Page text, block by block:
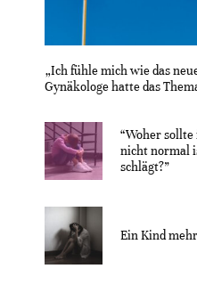
„Ich fühle mich wie das
Gynäkologe hatte das
“Woher sollte
nicht normal
schlägt?”
Ein Kind